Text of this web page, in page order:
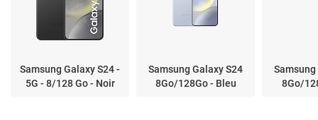
Samsung Galaxy S24 -
5G - 8/128 Go - Noir
Samsung Galaxy S24
8Go/128Go - Bleu
8Go/